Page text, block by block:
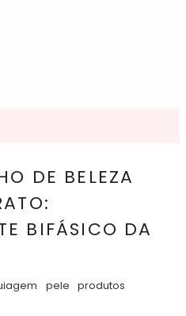
DE BELEZA
BIFÁSICO DA
pele
produtos